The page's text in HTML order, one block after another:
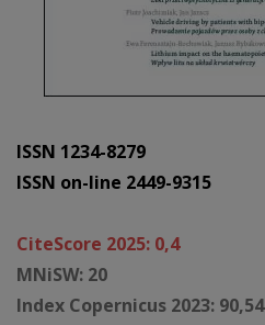
ISSN 1234-8279
ISSN on-line 2449-9315
CiteScore 2025: 0,4
MNiSW: 20
Index Copernicus 2023: 90,54